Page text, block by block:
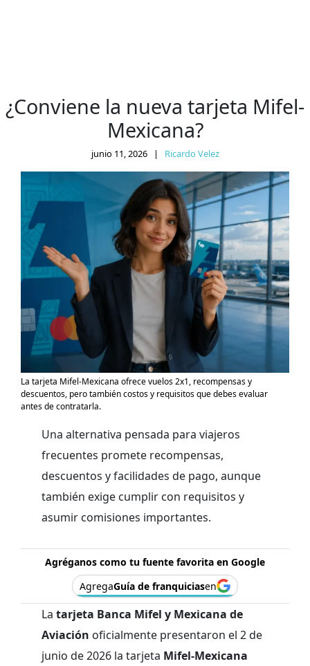
¿Conviene la nueva tarjeta Mifel-
Mexicana?
junio 11, 2026 | Ricardo Velez
La tarjeta Mifel-Mexicana ofrece vuelos 2x1, recompensas y
descuentos, pero también costos y requisitos que debes evaluar
antes de contratarla.
Una alternativa pensada para viajeros
frecuentes promete recompensas,
descuentos y facilidades de pago, aunque
también exige cumplir con requisitos y
asumir comisiones importantes.
Agréganos como tu fuente favorita en Google
AgregaGuía de franquiciasen
La tarjeta Banca Mifel y Mexicana de
Aviación oficialmente presentaron el 2 de
junio de 2026 la tarjeta Mifel-Mexicana